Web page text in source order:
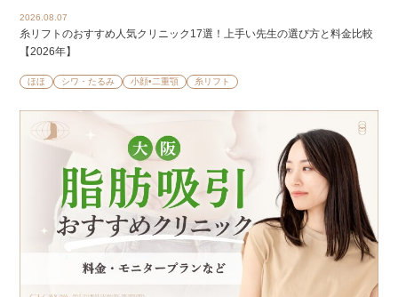
2026.08.07
糸リフトのおすすめ人気クリニック17選！上手い先生の選び方と料金比較
【2026年】
ほほ シワ・たるみ 小顔•二重顎 糸リフト